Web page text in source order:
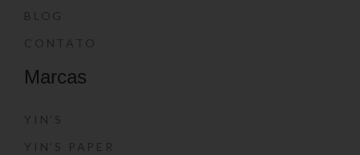
BLOG
CONTATO
Marcas
YIN’S
YIN’S PAPER